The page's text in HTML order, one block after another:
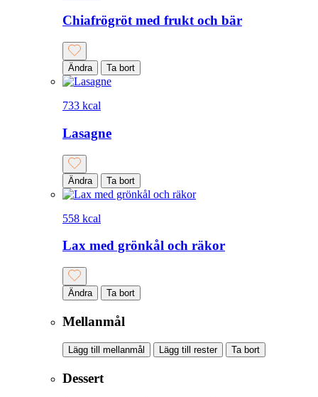
Chiafrögröt med frukt och bär
Ändra Ta bort
733 kcal
Lasagne
Ändra Ta bort
558 kcal
Lax med grönkål och räkor
Ändra Ta bort
Mellanmål
Lägg till mellanmål Lägg till rester Ta bort
Dessert